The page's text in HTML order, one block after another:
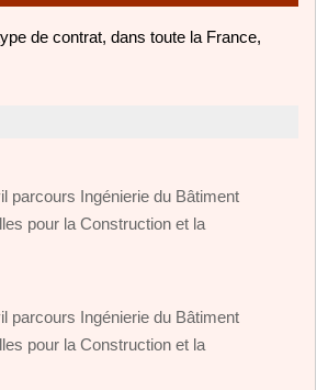
de contrat, dans toute la France,
parcours Ingénierie du Bâtiment
pour la Construction et la
parcours Ingénierie du Bâtiment
pour la Construction et la